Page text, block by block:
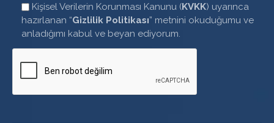
Kişisel Verilerin Korunması Kanunu (KVKK) uyarınca
hazırlanan “Gizlilik Politikası” metnini okuduğumu ve
anladığımı kabul ve beyan ediyorum.